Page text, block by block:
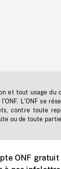
et tout usage
L'ONF se
contre toute
ou de toute
ONF gratuit